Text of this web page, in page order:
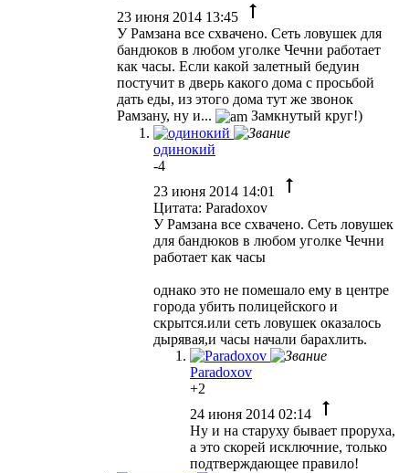
23 июня 2014 13:45
У Рамзана все схвачено. Сеть ловушек для
бандюков в любом уголке Чечни работает
как часы. Если какой залетный бедуин
постучит в дверь какого дома с просьбой
дать еды, из этого дома тут же звонок
Рамзану, ну и...
Замкнутый круг!)
одинокий
-4
23 июня 2014 14:01
Цитата: Paradoxov
У Рамзана все схвачено. Сеть ловушек
для бандюков в любом уголке Чечни
работает как часы
однако это не помешало ему в центре
города убить полицейского и
скрытся.или сеть ловушек оказалось
дырявая,и часы начали барахлить.
Paradoxov
+2
24 июня 2014 02:14
Ну и на старуху бывает проруха,
а это скорей исключние, только
подтверждающее правило!